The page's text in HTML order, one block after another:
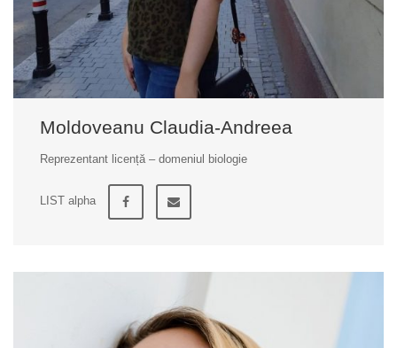
Moldoveanu Claudia-Andreea
Reprezentant licență – domeniul biologie
LIST alpha